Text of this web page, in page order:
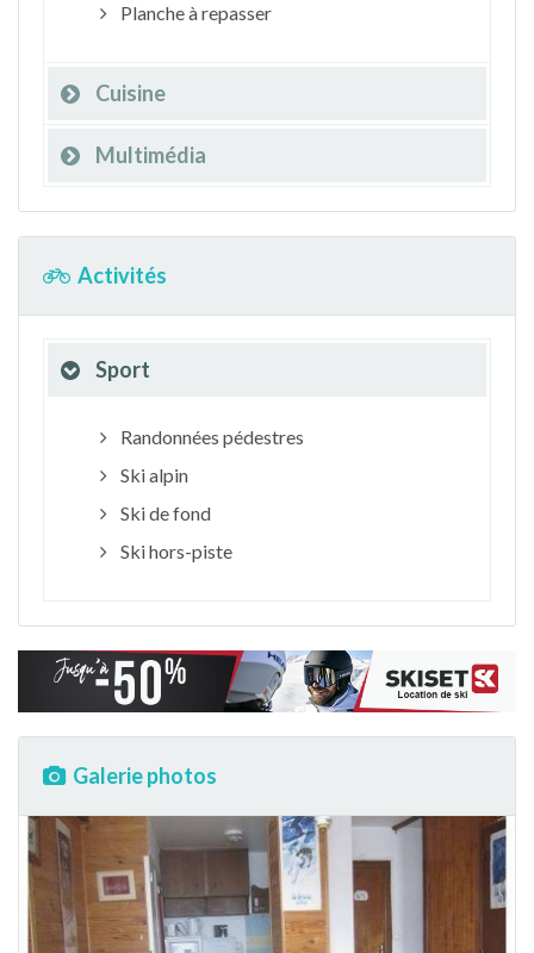
Planche à repasser
Cuisine
Multimédia
Activités
Sport
Randonnées pédestres
Ski alpin
Ski de fond
Ski hors-piste
Galerie photos